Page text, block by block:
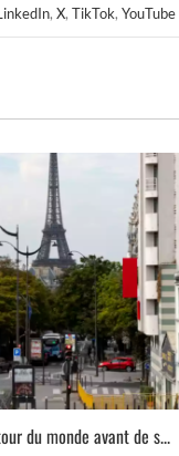
, X, TikTok, YouTube
du monde avant de s...